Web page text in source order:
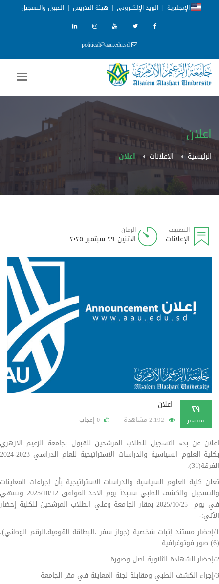
الإنجليزية | البريد الإلكتروني | هيئة التدريس | القبول والتسجيل
political@aau.edu.sd
اعلان
الرئيسية الإعلانات اعلان
التصنيف
الإعلانات
الزمان
الاثنين ٢٩ سبتمبر ٢٠٢٥
٢٩
سبتمبر
اعلان
0 إعجاب
اعلان عن بدء التسجيل للطلاب المرشحين للقبول بجامعة الزعيم الازهري
بكلية العلوم السياسية والدراسات الاستراتيجية للعام الدراسي 2023-2024
الفرقة(31).
تعلن كلية العلوم السياسية والدراسات الاستراتيجية بأن إجراءات المعاينات
والتسجيل والكشف الطبي ستبدأ يوم الاحد الموافق 2025/10/12 وتنتهي
في يوم 2025/10/25 بمقار الجامعة وعلي الطلاب المرشحين للكلية إحضار
الآتي:-
1/إحضار مستند إثبات شخصية (جواز سفر ،البطاقة القومية،الرقم الوطني)،
(6) صور فوتوغرافية
2/إحضار الشهادة الثانوية اصل وصورة
3/إجراء الكشف الطبي ومقابلة لجنة المعاينة في مقر الجامعة